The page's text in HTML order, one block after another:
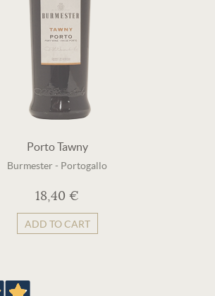
Porto Tawny
Burmester- Portogallo
18,40 €
ADD TO CART